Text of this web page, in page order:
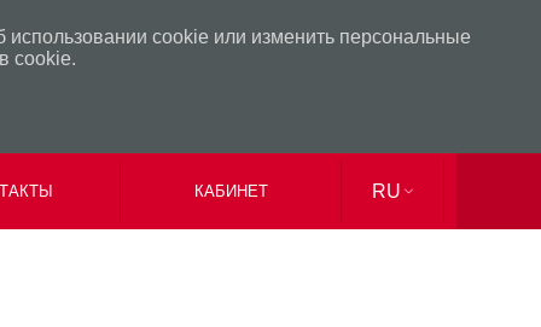
cookie или изменить персональные
cookie.
КАБИНЕТ
RU